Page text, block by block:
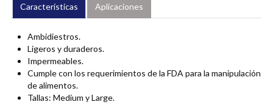
Características Aplicaciones
Ambidiestros.
Ligeros y duraderos.
Impermeables.
Cumple con los requerimientos de la FDA para la manipulación
de alimentos.
Tallas: Medium y Large.